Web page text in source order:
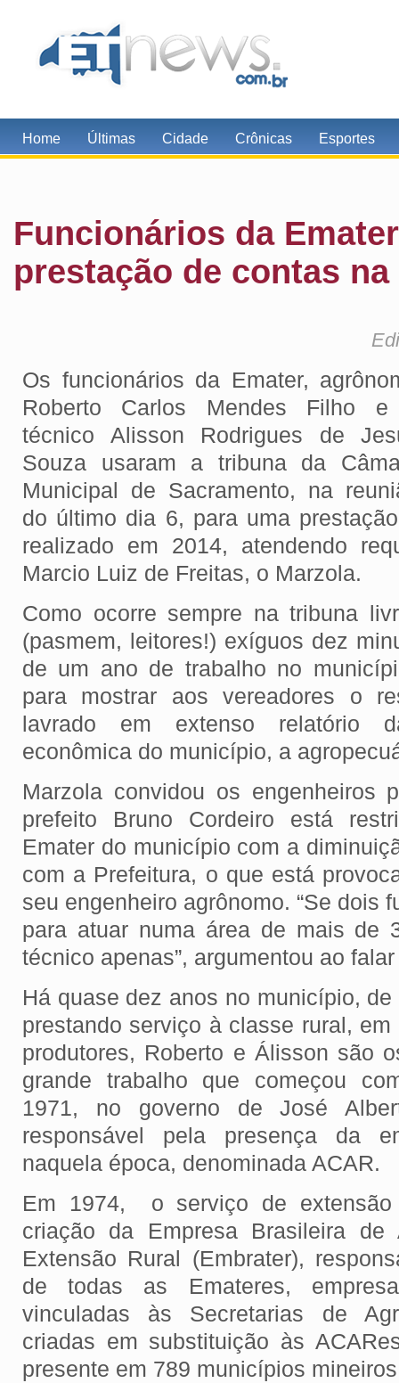
Home Últimas Cidade Crônicas Esportes
Funcionários da
prestação de contas na
Os funcionários da Emater,
Roberto Carlos Mendes Filho
técnico Alisson Rodrigues de
Souza usaram a tribuna da
Municipal de Sacramento, na
do último dia 6, para uma
realizado em 2014, atendendo
Marcio Luiz de Freitas, o Marzola.
Como ocorre sempre na tribuna
(pasmem, leitores!) exíguos dez
de um ano de trabalho no
para mostrar aos vereadores o
lavrado em extenso relatório
econômica do município, a
Marzola convidou os engenheiros
prefeito Bruno Cordeiro está
Emater do município com a
com a Prefeitura, o que está
seu engenheiro agrônomo. “Se dois
para atuar numa área de mais de
técnico apenas”, argumentou ao
Há quase dez anos no município,
prestando serviço à classe rural,
produtores, Roberto e Álisson são
grande trabalho que começou
1971, no governo de José
responsável pela presença da
naquela época, denominada ACAR.
Em 1974, o serviço de
criação da Empresa Brasileira de
Extensão Rural (Embrater),
de todas as Emateres,
vinculadas às Secretarias de
criadas em substituição às
presente em 789 municípios